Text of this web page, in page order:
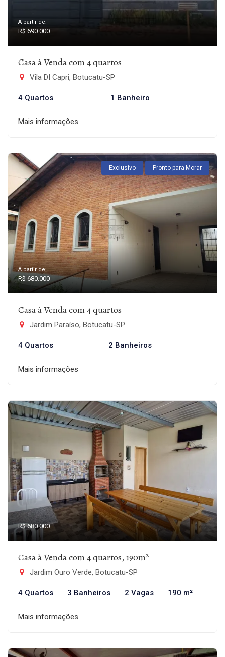
A partir de:
R$ 690.000
Casa à Venda com 4 quartos
Vila DI Capri, Botucatu-SP
4 Quartos 1 Banheiro
Mais informações
Exclusivo Pronto para Morar
A partir de:
R$ 680.000
Casa à Venda com 4 quartos
Jardim Paraíso, Botucatu-SP
4 Quartos 2 Banheiros
Mais informações
R$ 680.000
Casa à Venda com 4 quartos, 190m²
Jardim Ouro Verde, Botucatu-SP
4 Quartos 3 Banheiros 2 Vagas 190 m²
Mais informações